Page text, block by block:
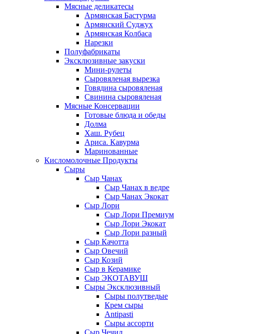
Мясные деликатесы
Армянская Бастурма
Армянский Суджух
Армянская Колбаса
Нарезки
Полуфабрикаты
Эксклюзивные закуски
Мини-рулеты
Сыровяленая вырезка
Говядина сыровяленая
Свинина сыровяленая
Мясные Консервации
Готовые блюда и обеды
Долма
Хаш. Рубец
Ариса. Кавурма
Маринованные
Кисломолочные Продукты
Сыры
Сыр Чанах
Сыр Чанах в ведре
Сыр Чанах Экокат
Сыр Лори
Сыр Лори Премиум
Сыр Лори Экокат
Сыр Лори разный
Сыр Качотта
Сыр Овечий
Сыр Козий
Сыр в Керамике
Сыр ЭКОТАВУШ
Сыры Эксклюзивный
Сыры полутведые
Крем сыры
Antipasti
Сыры ассорти
Сыр Чечил